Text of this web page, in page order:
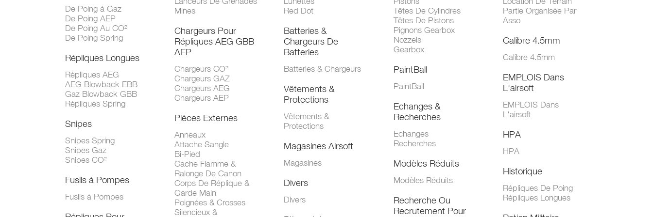
De Poing à Gaz
De Poing AEP
De Poing Au CO²
De Poing Spring
Répliques Longues
Répliques AEG
AEG Blowback EBB
Gaz Blowback GBB
Répliques Spring
Snipes
Snipes Spring
Snipes Gaz
Snipes CO²
Fusils à Pompes
Fusils à Pompes
Mines
Chargeurs Pour
Répliques AEG GBB
AEP
Chargeurs CO²
Chargeurs GAZ
Chargeurs AEG
Chargeurs AEP
Pièces Externes
Anneaux
Attache Sangle
Bi-Pied
Cache Flamme &
Ralonge De Canon
Corps De Réplique &
Garde Main
Poignées & Crosses
Silencieux &
Red Dot
Batteries &
Chargeurs De
Batteries
Batteries & Chargeurs
Vêtements &
Protections
Vêtements &
Protections
Magasines Airsoft
Magasines
Divers
Divers
Têtes De Cylindres
Têtes De Pistons
Pignons Gearbox
Nozzels
Gearbox
PaintBall
PaintBall
Echanges &
Recherches
Echanges
Recherches
Modèles Réduits
Modèles Réduits
Recherche Ou
Recrutement Pour
Partie Organisée Par
Asso
Calibre 4.5mm
Calibre 4.5mm
EMPLOIS Dans
L'airsoft
EMPLOIS Dans
L'airsoft
HPA
HPA
Historique
Répliques De Poing
Répliques Longues